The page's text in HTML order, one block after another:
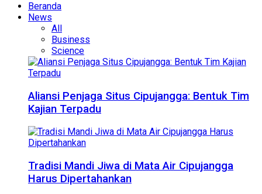
Beranda
News
All
Business
Science
Aliansi Penjaga Situs Cipujangga: Bentuk Tim
Kajian Terpadu
Tradisi Mandi Jiwa di Mata Air Cipujangga
Harus Dipertahankan